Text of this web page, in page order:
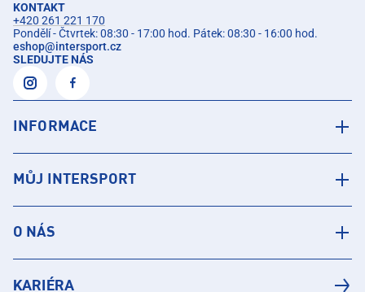
KONTAKT
+420 261 221 170
Pondělí - Čtvrtek: 08:30 - 17:00 hod. Pátek: 08:30 - 16:00 hod.
eshop@intersport.cz
SLEDUJTE NÁS
INFORMACE
MŮJ INTERSPORT
O NÁS
KARIÉRA